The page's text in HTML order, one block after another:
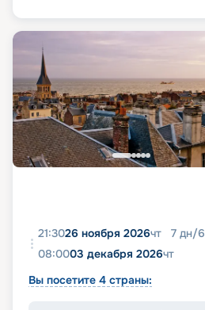
21:3026 ноября 2026чт 7 дн/6
08:0003 декабря 2026чт
Вы посетите 4 страны: